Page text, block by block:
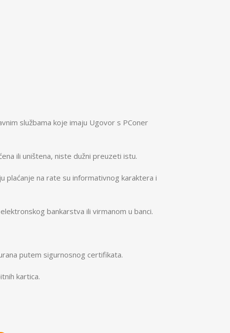
službama koje imaju Ugovor s PConer
ili uništena, niste dužni preuzeti istu.
plaćanje na rate su informativnog karaktera i
bankarstva ili virmanom u banci.
putem sigurnosnog certifikata.
kartica.